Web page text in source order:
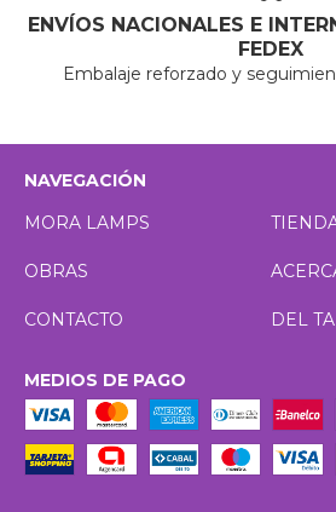
ENVÍOS NACIONALES E
FEDEX
Embalaje reforzado y
NAVEGACIÓN
MORA LAMPS
OBRAS
CONTACTO DEL
MEDIOS DE PAGO